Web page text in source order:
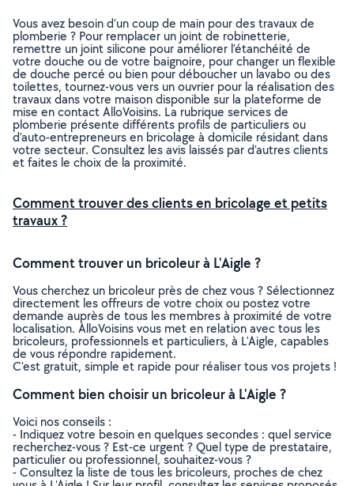
Vous avez besoin d’un coup de main pour des travaux de
plomberie ? Pour remplacer un joint de robinetterie,
remettre un joint silicone pour améliorer l’étanchéité de
votre douche ou de votre baignoire, pour changer un flexible
de douche percé ou bien pour déboucher un lavabo ou des
toilettes, tournez-vous vers un ouvrier pour la réalisation des
travaux dans votre maison disponible sur la plateforme de
mise en contact AlloVoisins. La rubrique services de
plomberie présente différents profils de particuliers ou
d’auto-entrepreneurs en bricolage à domicile résidant dans
votre secteur. Consultez les avis laissés par d’autres clients
et faites le choix de la proximité.
Comment trouver des clients en bricolage et petits
travaux ?
Comment trouver un bricoleur à L'Aigle ?
Vous cherchez un bricoleur près de chez vous ? Sélectionnez
directement les offreurs de votre choix ou postez votre
demande auprès de tous les membres à proximité de votre
localisation. AlloVoisins vous met en relation avec tous les
bricoleurs, professionnels et particuliers, à L'Aigle, capables
de vous répondre rapidement.
C’est gratuit, simple et rapide pour réaliser tous vos projets !
Comment bien choisir un bricoleur à L'Aigle ?
Voici nos conseils :
- Indiquez votre besoin en quelques secondes : quel service
recherchez-vous ? Est-ce urgent ? Quel type de prestataire,
particulier ou professionnel, souhaitez-vous ?
- Consultez la liste de tous les bricoleurs, proches de chez